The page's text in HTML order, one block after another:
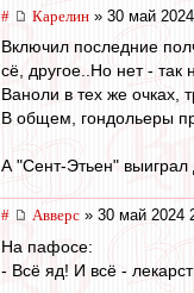
# Карелин » 30 май
Включил последние
сё, другое..Но нет - так
Ваноли в тех же очках,
В общем, гондольеры
А "Сент-Этьен" выиграл
# Авверс » 30 май 2024
На пафосе:
- Всё яд! И всё -